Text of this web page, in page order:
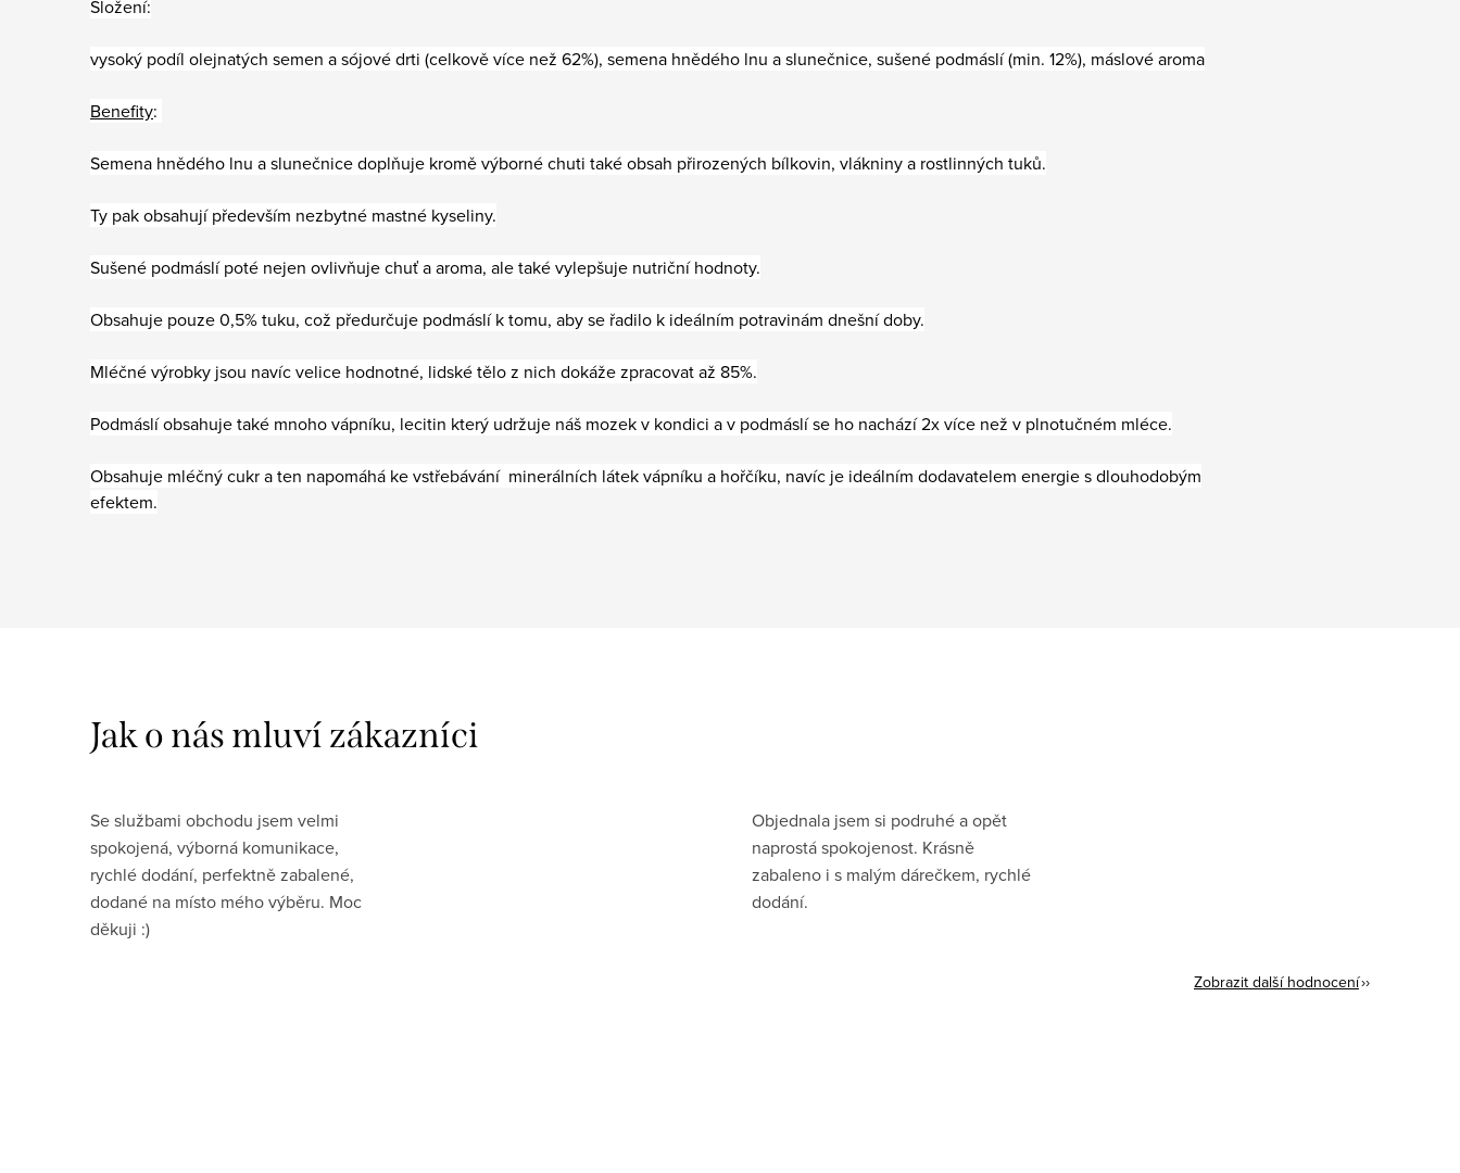
Složení:
vysoký podíl olejnatých semen a sójové drti (celkově více než 62%), semena hnědého lnu a slunečnice, sušené podmáslí (min. 12%), máslové aroma
Benefity:
Semena hnědého lnu a slunečnice doplňuje kromě výborné chuti také obsah přirozených bílkovin, vlákniny a rostlinných tuků.
Ty pak obsahují především nezbytné mastné kyseliny.
Sušené podmáslí poté nejen ovlivňuje chuť a aroma, ale také vylepšuje nutriční hodnoty.
Obsahuje pouze 0,5% tuku, což předurčuje podmáslí k tomu, aby se řadilo k ideálním potravinám dnešní doby.
Mléčné výrobky jsou navíc velice hodnotné, lidské tělo z nich dokáže zpracovat až 85%.
Podmáslí obsahuje také mnoho vápníku, lecitin který udržuje náš mozek v kondici a v podmáslí se ho nachází 2x více než v plnotučném mléce.
Obsahuje mléčný cukr a ten napomáhá ke vstřebávání minerálních látek vápníku a hořčíku, navíc je ideálním dodavatelem energie s dlouhodobým
efektem.
Se službami obchodu jsem velmi
spokojená, výborná komunikace,
rychlé dodání, perfektně zabalené,
dodané na místo mého výběru. Moc
děkuji :)
Objednala jsem si podruhé a opět
naprostá spokojenost. Krásně
zabaleno i s malým dárečkem, rychlé
dodání.
Zobrazit další hodnocení